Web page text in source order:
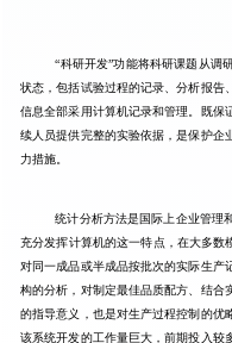
“科研开发”功能将科研课题从调
状态，包括试验过程的记录、分析报告
信息全部采用计算机记录和管理。既保
续人员提供完整的实验依据，是保护企
力措施。
统计分析方法是国际上企业管理
充分发挥计算机的这一特点，在大多
对同一成品或半成品按批次的实际生产
构的分析，对制定最佳品质配方、结合
的指导意义，也是对生产过程控制的优
该系统开发的工作量巨大，前期投入较